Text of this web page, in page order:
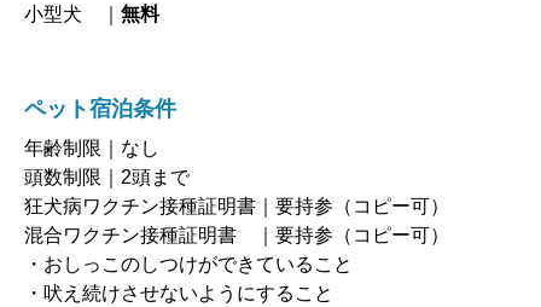
小型犬 ｜ 無料
ペット宿泊条件
年齢制限｜なし
頭数制限｜2頭まで
狂犬病ワクチン接種証明書｜要持参（コピー可）
混合ワクチン接種証明書 ｜要持参（コピー可）
・おしっこのしつけができていること
・吠え続けさせないようにすること